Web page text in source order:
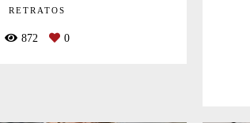
RETRATOS
872 0